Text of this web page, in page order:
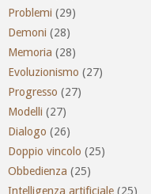
Problemi (29)
Demoni (28)
Memoria (28)
Evoluzionismo (27)
Progresso (27)
Modelli (27)
Dialogo (26)
Doppio vincolo (25)
Obbedienza (25)
Intelligenza artificiale (25)